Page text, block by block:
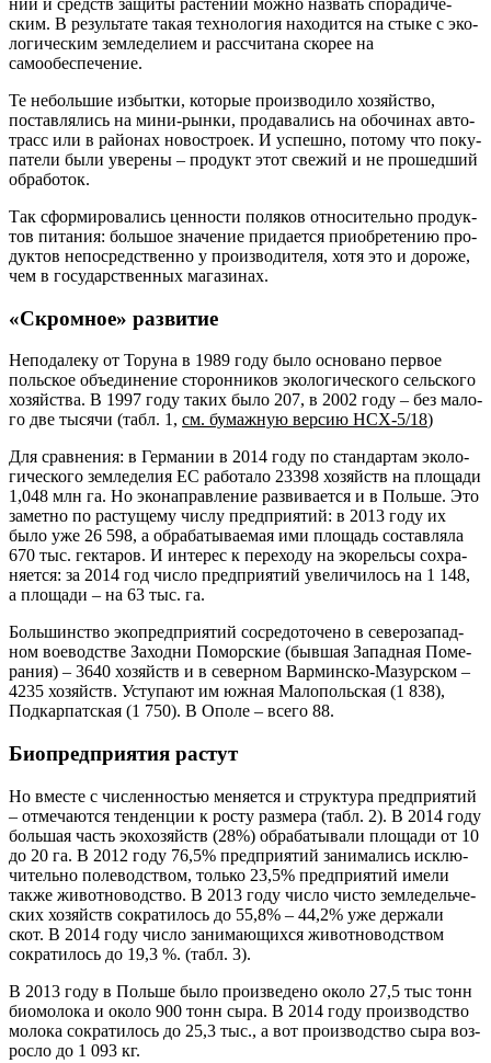
ским. В резуль­та­те такая тех­но­ло­гия нахо­дит­ся на сты­ке с эко­
ло­ги­че­ским зем­ле­де­ли­ем и рас­счи­та­на ско­рее на
самообеспечение.
Те неболь­шие избыт­ки, кото­рые про­из­во­ди­ло хозяй­ство,
постав­ля­лись на мини-рын­ки, про­да­ва­лись на обо­чи­нах авто­
трасс или в рай­о­нах новостро­ек. И успеш­но, пото­му что поку­
па­те­ли были уве­ре­ны – про­дукт этот све­жий и не про­шед­ший
обработок.
Так сфор­ми­ро­ва­лись цен­но­сти поля­ков отно­си­тель­но про­дук­
тов пита­ния: боль­шое зна­че­ние при­да­ет­ся при­об­ре­те­нию про­
дук­тов непо­сред­ствен­но у про­из­во­ди­те­ля, хотя это и доро­же,
чем в госу­дар­ствен­ных магазинах.
«Скромное» развитие
Непо­да­ле­ку от Тору­на в 1989 году было осно­ва­но пер­вое
поль­ское объ­еди­не­ние сто­рон­ни­ков эко­ло­ги­че­ско­го сель­ско­го
хозяй­ства. В 1997 году таких было 207, в 2002 году – без мало­
го две тыся­чи (табл. 1, см. бумаж­ную вер­сию НСХ-5/18)
Для срав­не­ния: в Гер­ма­нии в 2014 году по стан­дар­там эко­ло­
ги­че­ско­го зем­ле­де­лия ЕС рабо­та­ло 23398 хозяйств на пло­ща­ди
1,048 млн га. Но эко­на­прав­ле­ние раз­ви­ва­ет­ся и в Поль­ше. Это
замет­но по рас­ту­ще­му чис­лу пред­при­я­тий: в 2013 году их
было уже 26 598, а обра­ба­ты­ва­е­мая ими пло­щадь состав­ля­ла
670 тыс. гек­та­ров. И инте­рес к пере­хо­ду на эко­рель­сы сохра­
ня­ет­ся: за 2014 год чис­ло пред­при­я­тий уве­ли­чи­лось на 1 148,
а пло­ща­ди – на 63 тыс. га.
Боль­шин­ство эко­пред­при­я­тий сосре­до­то­че­но в севе­ро­за­пад­
ном вое­вод­стве Заход­ни Помор­ские (быв­шая Запад­ная Поме­
ра­ния) – 3640 хозяйств и в север­ном Вар­мин­ско-Мазур­ском –
4235 хозяйств. Усту­па­ют им южная Мало­поль­ская (1 838),
Под­кар­пат­ская (1 750). В Опо­ле – все­го 88.
Биопредприятия растут
Но вме­сте с чис­лен­но­стью меня­ет­ся и струк­ту­ра пред­при­я­тий
– отме­ча­ют­ся тен­ден­ции к росту раз­ме­ра (табл. 2). В 2014 году
боль­шая часть эко­хо­зяйств (28%) обра­ба­ты­ва­ли пло­ща­ди от 10
до 20 га. В 2012 году 76,5% пред­при­я­тий зани­ма­лись исклю­
чи­тель­но поле­вод­ством, толь­ко 23,5% пред­при­я­тий име­ли
так­же живот­но­вод­ство. В 2013 году чис­ло чисто зем­ле­дель­че­
ских хозяйств сокра­ти­лось до 55,8% – 44,2% уже дер­жа­ли
скот. В 2014 году чис­ло зани­ма­ю­щих­ся живот­но­вод­ством
сокра­ти­лось до 19,3 %. (табл. 3).
В 2013 году в Поль­ше было про­из­ве­де­но око­ло 27,5 тыс тонн
био­мо­ло­ка и око­ло 900 тонн сыра. В 2014 году про­из­вод­ство
моло­ка сокра­ти­лось до 25,3 тыс., а вот про­из­вод­ство сыра воз­
рос­ло до 1 093 кг.